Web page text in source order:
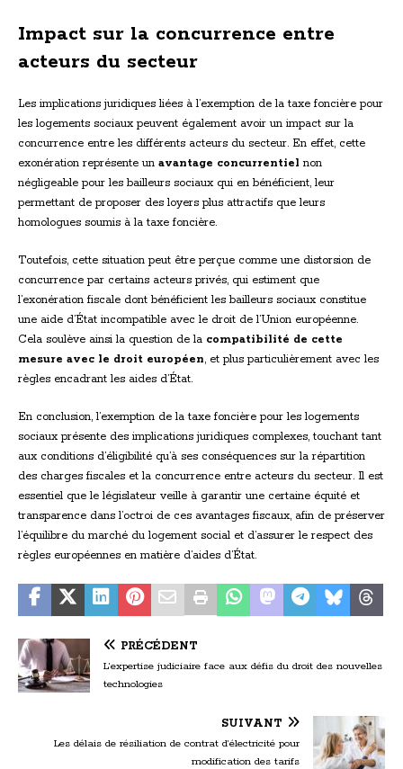
Impact sur la concurrence entre
acteurs du secteur
Les implications juridiques liées à l’exemption de la taxe foncière pour
les logements sociaux peuvent également avoir un impact sur la
concurrence entre les différents acteurs du secteur. En effet, cette
exonération représente un avantage concurrentiel non
négligeable pour les bailleurs sociaux qui en bénéficient, leur
permettant de proposer des loyers plus attractifs que leurs
homologues soumis à la taxe foncière.
Toutefois, cette situation peut être perçue comme une distorsion de
concurrence par certains acteurs privés, qui estiment que
l’exonération fiscale dont bénéficient les bailleurs sociaux constitue
une aide d’État incompatible avec le droit de l’Union européenne.
Cela soulève ainsi la question de la compatibilité de cette
mesure avec le droit européen, et plus particulièrement avec les
règles encadrant les aides d’État.
En conclusion, l’exemption de la taxe foncière pour les logements
sociaux présente des implications juridiques complexes, touchant tant
aux conditions d’éligibilité qu’à ses conséquences sur la répartition
des charges fiscales et la concurrence entre acteurs du secteur. Il est
essentiel que le législateur veille à garantir une certaine équité et
transparence dans l’octroi de ces avantages fiscaux, afin de préserver
l’équilibre du marché du logement social et d’assurer le respect des
règles européennes en matière d’aides d’État.
PRÉCÉDENT
L’expertise judiciaire face aux défis du droit des nouvelles
technologies
SUIVANT
Les délais de résiliation de contrat d’électricité pour
modification des tarifs